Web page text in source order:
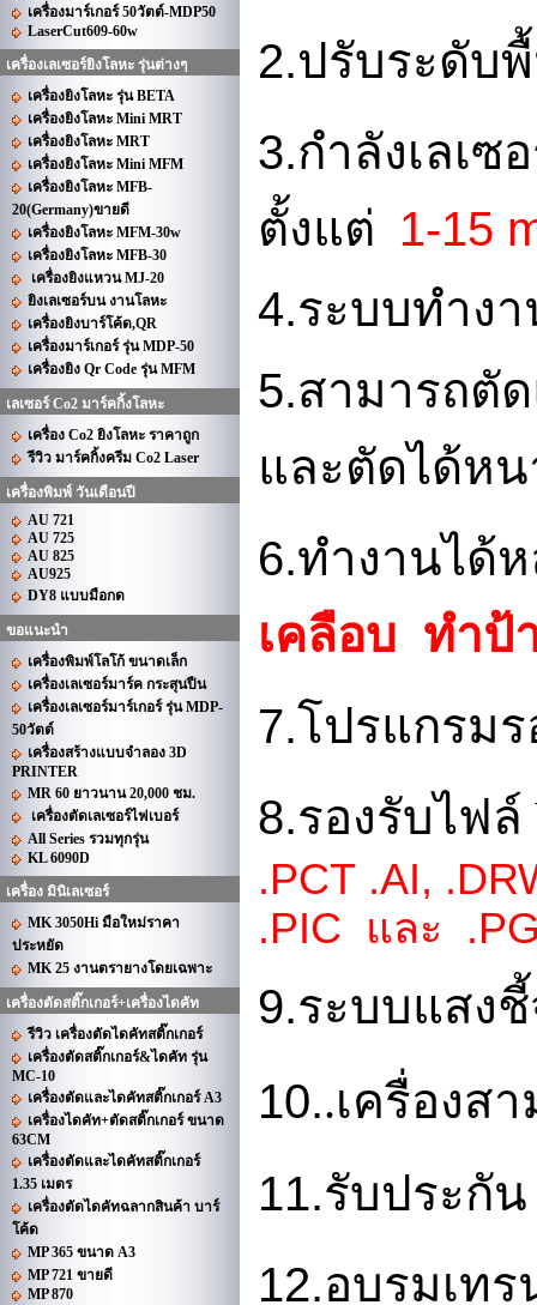
เครื่องมาร์เกอร์ 50วัตต์-MDP50
LaserCut609-60w
เครื่องเลเซอร์ยิงโลหะ รุ่นต่างๆ
เครื่องยิงโลหะ รุ่น BETA
เครื่องยิงโลหะ Mini MRT
เครื่องยิงโลหะ MRT
เครื่องยิงโลหะ Mini MFM
เครื่องยิงโลหะ MFB-
20(Germany)ขายดี
เครื่องยิงโลหะ MFM-30w
เครื่องยิงโลหะ MFB-30
เครื่องยิงแหวน MJ-20
ยิงเลเซอร์บน งานโลหะ
เครื่องยิงบาร์โค้ด,QR
เครื่องมาร์เกอร์ รุ่น MDP-50
เครื่องยิง Qr Code รุ่น MFM
เลเซอร์ Co2 มาร์คกิ้งโลหะ
เครื่อง Co2 ยิงโลหะ ราคาถูก
รีวิว มาร์คกิ้งครีม Co2 Laser
เครื่องพิมพ์ วันเดือนปี
AU 721
AU 725
AU 825
AU925
DY8 แบบมือกด
ขอแนะนำ
เครื่องพิมพ์โลโก้ ขนาดเล็ก
เครื่องเลเซอร์มาร์ค กระสุนปืน
เครื่องเลเซอร์มาร์เกอร์ รุ่น MDP-
50วัตต์
เครื่องสร้างแบบจำลอง 3D
PRINTER
MR 60 ยาวนาน 20,000 ชม.
เครื่องตัดเลเซอร์ไฟเบอร์
All Series รวมทุกรุ่น
KL 6090D
เครื่อง มินิเลเซอร์
MK 3050Hi มือใหม่ราคา
ประหยัด
MK 25 งานตรายางโดยเฉพาะ
เครื่องตัดสติ๊กเกอร์+เครื่องไดคัท
รีวิว เครื่องตัดไดคัทสติ๊กเกอร์
เครื่องตัดสติ๊กเกอร์&ไดคัท รุ่น
MC-10
เครื่องตัดและไดคัทสติ๊กเกอร์ A3
เครื่องไดคัท+ตัดสติ๊กเกอร์ ขนาด
63CM
เครื่องตัดและไดคัทสติ๊กเกอร์
1.35 เมตร
เครื่องตัดไดคัทฉลากสินค้า บาร์
โค้ด
MP 365 ขนาด A3
MP 721 ขายดี
MP 870
2.ปรับระดับ
3.กำลังเลเ
ตั้งแต่ 1-15
4.ระบบทำง
5.สามารถตั
และตัดได้ห
6.ทำงานได้
เคลือบ ทำป้
7.โปรแกรมร
8.รองรับไฟ
.PCT .AI,
.PIC และ
9.ระบบแสง
10..เครื่องส
11.รับประกั
12.อบรมเท